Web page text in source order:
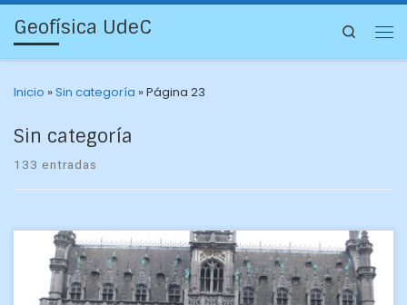
Geofísica UdeC Search
Inicio »Sin categoría »Página 23
Sin categoría
133 entradas